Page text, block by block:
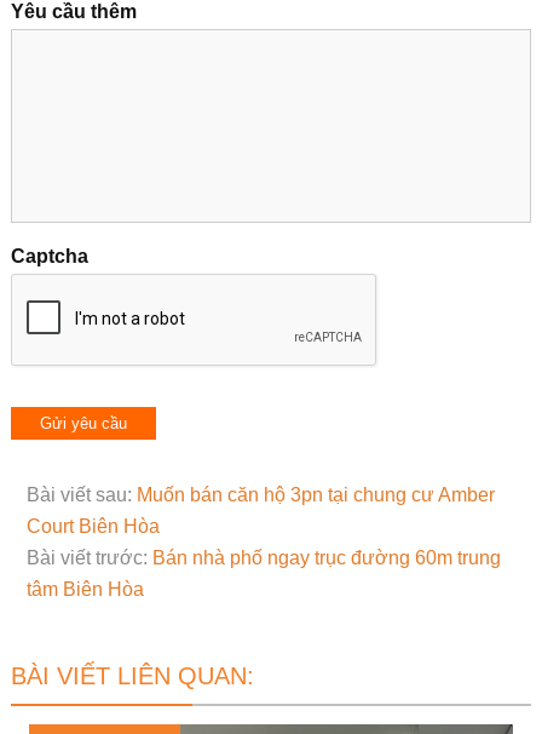
Yêu cầu thêm
Captcha
Bài viết sau: Muốn bán căn hộ 3pn tại chung cư Amber
Court Biên Hòa
Bài viết trước: Bán nhà phố ngay trục đường 60m trung
tâm Biên Hòa
BÀI VIẾT LIÊN QUAN: